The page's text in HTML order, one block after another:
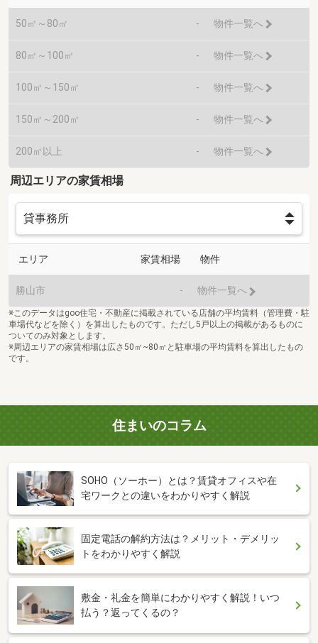
50㎡～80㎡ - 物件一覧へ
80㎡～100㎡ - 物件一覧へ
100㎡～150㎡ - 物件一覧へ
150㎡～200㎡ - 物件一覧へ
200㎡以上 - 物件一覧へ
周辺エリアの家賃相場
エリア 家賃相場 物件
勝山市 - 物件一覧へ
※このデータはgoo住宅・不動産に掲載されている店舗の平均賃料（管理費・駐
車場代などを除く）を算出したものです。ただし5戸以上の掲載があるものに
ついてのみ対象とします。
※周辺エリアの家賃相場は広さ50㎡~80㎡と駐車場の平均賃料を算出したもの
です。
住まいのコラム
SOHO（ソーホー）とは？賃貸オフィスや在
宅ワークとの違いをわかりやすく解説
固定電話の解約方法は？メリット・デメリッ
トをわかりやすく解説
敷金・礼金を簡単にわかりやすく解説！いつ
払う？返ってくるの？